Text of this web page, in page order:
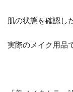
肌の状態を確認し
実際のメイク用品